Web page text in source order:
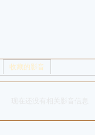
收藏的影音